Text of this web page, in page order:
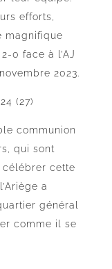
efforts,
magnifique
0 face à l’AJ
2023.
communion
qui sont
célébrer cette
a
général
comme il se